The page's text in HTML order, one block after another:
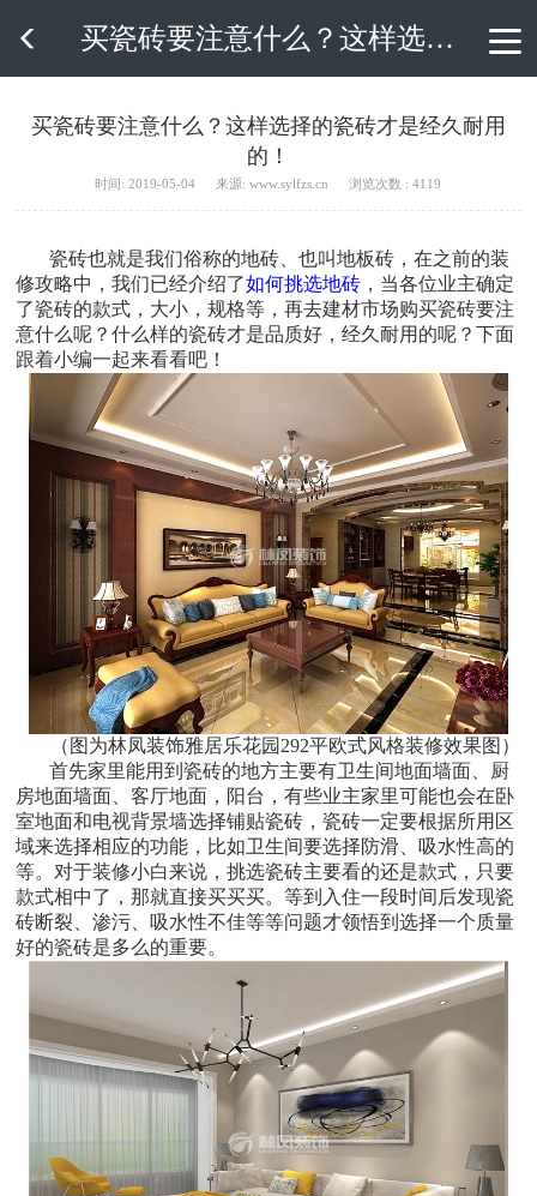
 买瓷砖要注意什么？这样选择的瓷砖才是经久耐用的！
买瓷砖要注意什么？这样选择的瓷砖才是经久耐用
的！
时间: 2019-05-04 来源: www.sylfzs.cn 浏览次数 : 4119
瓷砖也就是我们俗称的地砖、也叫地板砖，在之前的装
修攻略中，我们已经介绍了如何挑选地砖 ，当各位业主确定
了瓷砖的款式，大小，规格等，再去建材市场购买瓷砖要注
意什么呢？什么样的瓷砖才是品质好，经久耐用的呢？下面
跟着小编一起来看看吧！
（图为林凤装饰雅居乐花园292平欧式风格装修效果图）
首先家里能用到瓷砖的地方主要有卫生间地面墙面、厨
房地面墙面、客厅地面，阳台，有些业主家里可能也会在卧
室地面和电视背景墙选择铺贴瓷砖，瓷砖一定要根据所用区
域来选择相应的功能，比如卫生间要选择防滑、吸水性高的
等。对于装修小白来说，挑选瓷砖主要看的还是款式，只要
款式相中了，那就直接买买买。等到入住一段时间后发现瓷
砖断裂、渗污、吸水性不佳等等问题才领悟到选择一个质量
好的瓷砖是多么的重要。